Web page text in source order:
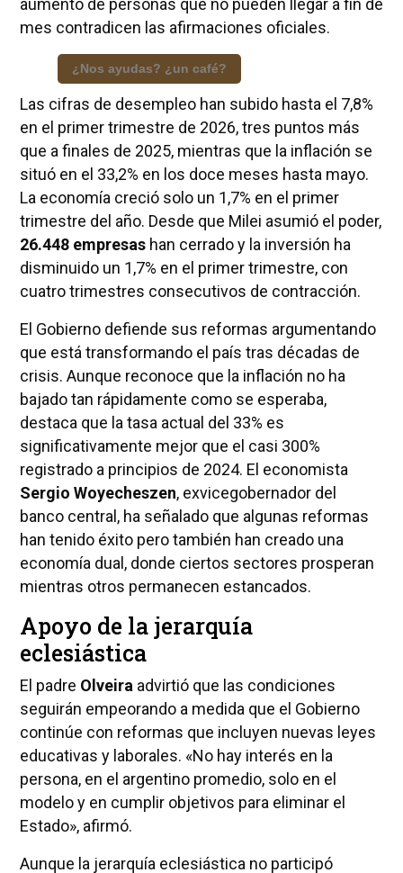
mes contradicen las afirmaciones oficiales.
¿Nos ayudas? ¿un café?
Las cifras de desempleo han subido hasta el 7,8%
en el primer trimestre de 2026, tres puntos más
que a finales de 2025, mientras que la inflación se
situó en el 33,2% en los doce meses hasta mayo.
La economía creció solo un 1,7% en el primer
trimestre del año. Desde que Milei asumió el poder,
26.448 empresashan cerrado y la inversión ha
disminuido un 1,7% en el primer trimestre, con
cuatro trimestres consecutivos de contracción.
El Gobierno defiende sus reformas argumentando
que está transformando el país tras décadas de
crisis. Aunque reconoce que la inflación no ha
bajado tan rápidamente como se esperaba,
destaca que la tasa actual del 33% es
significativamente mejor que el casi 300%
registrado a principios de 2024. El economista
Sergio Woyecheszen, exvicegobernador del
banco central, ha señalado que algunas reformas
han tenido éxito pero también han creado una
economía dual, donde ciertos sectores prosperan
mientras otros permanecen estancados.
Apoyo de la jerarquía
eclesiástica
El padre Olveira advirtió que las condiciones
seguirán empeorando a medida que el Gobierno
continúe con reformas que incluyen nuevas leyes
educativas y laborales. «No hay interés en la
persona, en el argentino promedio, solo en el
modelo y en cumplir objetivos para eliminar el
Estado», afirmó.
Aunque la jerarquía eclesiástica no participó